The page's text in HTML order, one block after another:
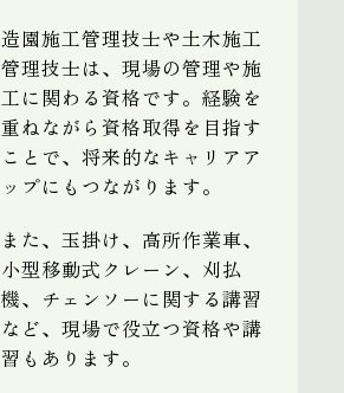
造園施工管理技士や土木施工
管理技士は、現場の管理や施
工に関わる資格です。経験を
重ねながら資格取得を目指す
ことで、将来的なキャリアア
ップにもつながります。
また、玉掛け、高所作業車、
小型移動式クレーン、刈払
機、チェンソーに関する講習
など、現場で役立つ資格や講
習もあります。